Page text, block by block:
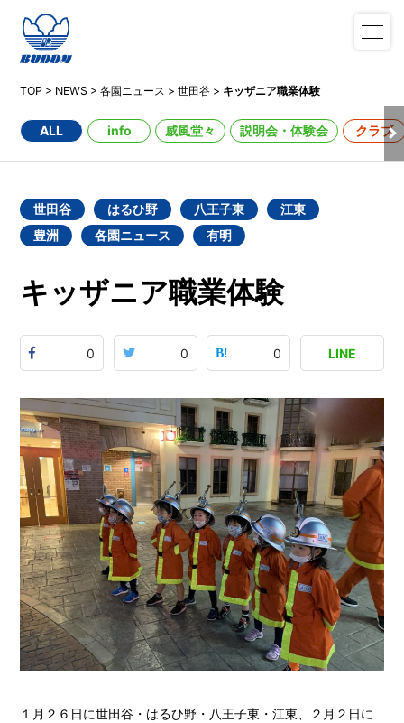
TOP > NEWS >各園ニュース >世田谷 > キッザニア職業体験
ALL info 威風堂々 説明会・体験会 クラブ
世田谷 はるひ野 八王子東
江東
豊洲
各園ニュース 有明
キッザニア職業体験
0 0 0 LINE
１月２６日に世田谷・はるひ野・八王子東・江東、２月２日に